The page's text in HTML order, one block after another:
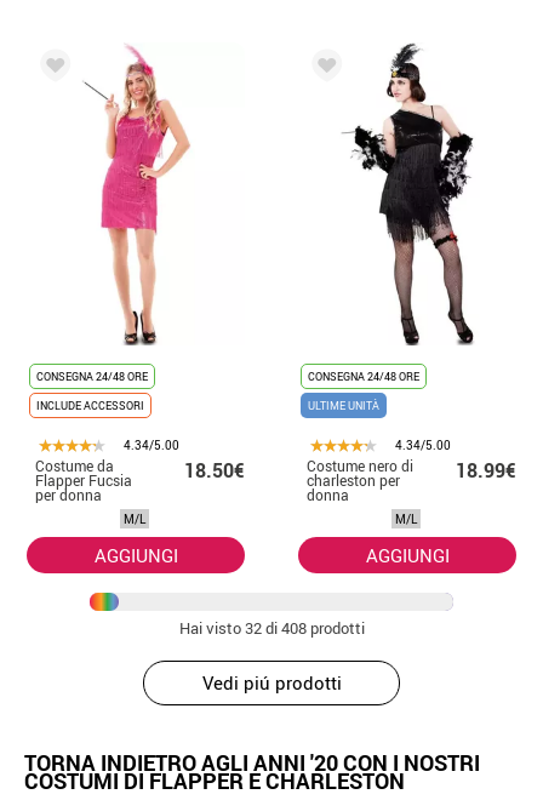
CONSEGNA 24/48 ORE
INCLUDE ACCESSORI
4.34/5.00
Costume da
Flapper Fucsia
per donna
18.50€
M/L
AGGIUNGI
CONSEGNA 24/48 ORE
ULTIME UNITÀ
4.34/5.00
Costume nero di
charleston per
donna
18.99€
M/L
AGGIUNGI
Hai visto32di 408 prodotti
Vedi piú prodotti
TORNA INDIETRO AGLI ANNI '20 CON I NOSTRI
COSTUMI DI FLAPPER E CHARLESTON